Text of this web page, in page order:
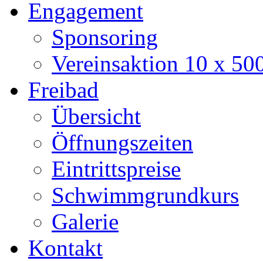
Engagement
Sponsoring
Vereinsaktion 10 x
Freibad
Übersicht
Öffnungszeiten
Eintrittspreise
Schwimmgrundkurs
Galerie
Kontakt